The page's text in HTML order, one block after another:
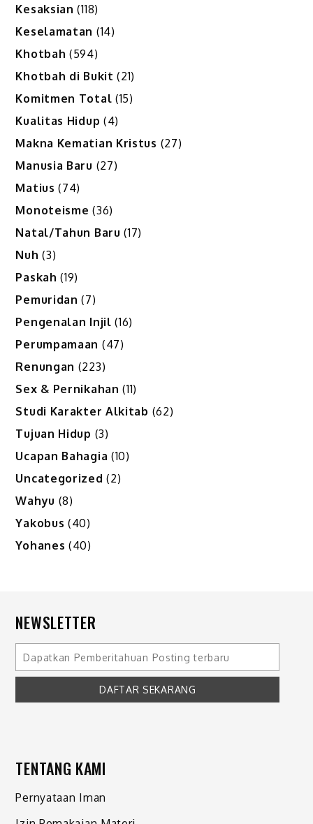
Kesaksian (118)
Keselamatan (14)
Khotbah (594)
Khotbah di Bukit (21)
Komitmen Total (15)
Kualitas Hidup (4)
Makna Kematian Kristus (27)
Manusia Baru (27)
Matius (74)
Monoteisme (36)
Natal/Tahun Baru (17)
Nuh (3)
Paskah (19)
Pemuridan (7)
Pengenalan Injil (16)
Perumpamaan (47)
Renungan (223)
Sex & Pernikahan (11)
Studi Karakter Alkitab (62)
Tujuan Hidup (3)
Ucapan Bahagia (10)
Uncategorized (2)
Wahyu (8)
Yakobus (40)
Yohanes (40)
NEWSLETTER
TENTANG KAMI
Pernyataan Iman